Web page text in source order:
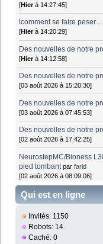
[Hierà 14:27:45]
lcomment se faire peser ...
[Hierà 14:20:29]
Des nouvelles de notre
[Hierà 14:12:58]
Des nouvelles de notre
[03 août 2026 à 15:20:30]
Des nouvelles de notre
[03 août 2026 à 07:45:53]
Des nouvelles de notre
[02 août 2026 à 17:42:25]
NeurostepMC/Bioness
pied tombant parfarid
[02 août 2026 à 08:09:06]
Qui est en ligne
Invités: 1150
Robots: 14
Caché: 0